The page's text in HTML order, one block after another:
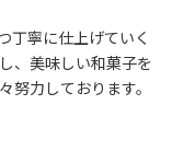
丁寧に仕上げていく
、美味しい和菓子を
努力しております。